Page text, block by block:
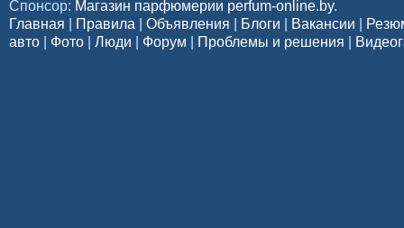
Спонсор: Магазин парфюмерии perfum-online.by.
Главная | Правила | Объявления | Блоги | Вакансии |
авто | Фото | Люди | Форум | Проблемы и решения |